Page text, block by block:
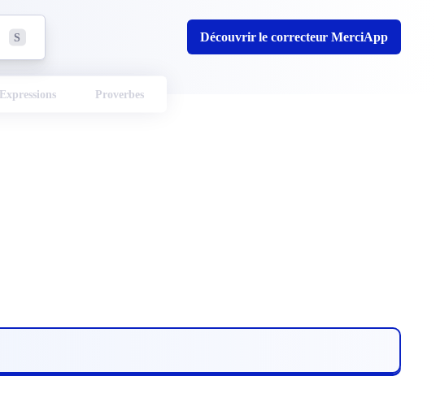
S Découvrir le correcteur MerciApp
Expressions Proverbes